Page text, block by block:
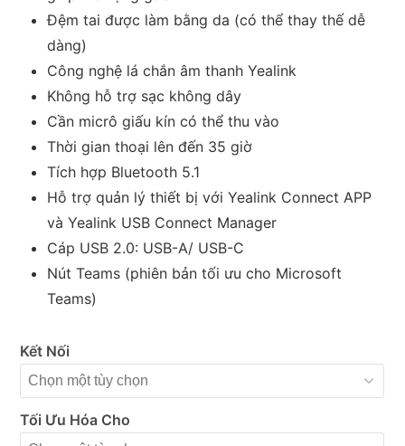
Đệm tai được làm bằng da (có thể thay thế dễ
dàng)
Công nghệ lá chắn âm thanh Yealink
Không hỗ trợ sạc không dây
Cần micrô giấu kín có thể thu vào
Thời gian thoại lên đến 35 giờ
Tích hợp Bluetooth 5.1
Hỗ trợ quản lý thiết bị với Yealink Connect APP
và Yealink USB Connect Manager
Cáp USB 2.0: USB-A/ USB-C
Nút Teams (phiên bản tối ưu cho Microsoft
Teams)
Kết Nối
Tối Ưu Hóa Cho